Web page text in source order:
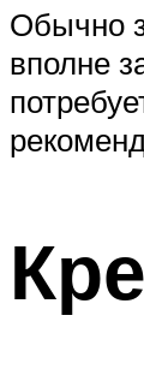
Обычно
вполне